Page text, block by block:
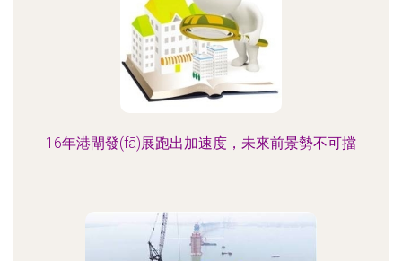
16年港閘發(fā)展跑出加速度，未來前景勢不可擋